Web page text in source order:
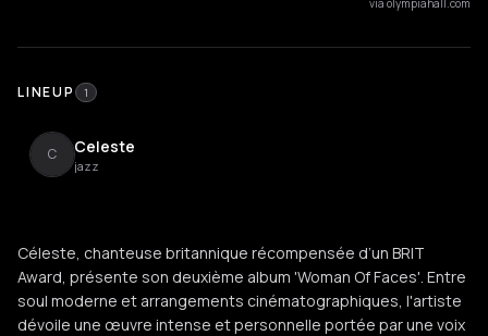
via olympiahall.com
LINEUP 1
C Celeste
jazz
Céleste, chanteuse britannique récompensée d’un BRIT
Award, présente son deuxième album 'Woman Of Faces'. Entre
soul moderne et arrangements cinématographiques, l'artiste
dévoile une œuvre intense et personnelle portée par une voix